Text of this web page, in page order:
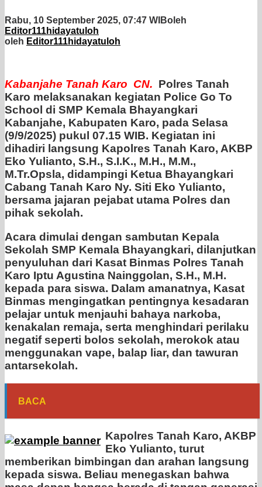
Rabu, 10 September 2025, 07:47 WIBoleh
Editor111hidayatuloh
oleh Editor111hidayatuloh
Kabanjahe Tanah Karo CN. Polres Tanah
Karo melaksanakan kegiatan Police Go To
School di SMP Kemala Bhayangkari
Kabanjahe, Kabupaten Karo, pada Selasa
(9/9/2025) pukul 07.15 WIB. Kegiatan ini
dihadiri langsung Kapolres Tanah Karo, AKBP
Eko Yulianto, S.H., S.I.K., M.H., M.M.,
M.Tr.Opsla, didampingi Ketua Bhayangkari
Cabang Tanah Karo Ny. Siti Eko Yulianto,
bersama jajaran pejabat utama Polres dan
pihak sekolah.
Acara dimulai dengan sambutan Kepala
Sekolah SMP Kemala Bhayangkari, dilanjutkan
penyuluhan dari Kasat Binmas Polres Tanah
Karo Iptu Agustina Nainggolan, S.H., M.H.
kepada para siswa. Dalam amanatnya, Kasat
Binmas mengingatkan pentingnya kesadaran
pelajar untuk menjauhi bahaya narkoba,
kenakalan remaja, serta menghindari perilaku
negatif seperti bolos sekolah, merokok atau
menggunakan vape, balap liar, dan tawuran
antarsekolah.
BACA
Kapolres Tanah Karo, AKBP
Eko Yulianto, turut
memberikan bimbingan dan arahan langsung
kepada siswa. Beliau menegaskan bahwa